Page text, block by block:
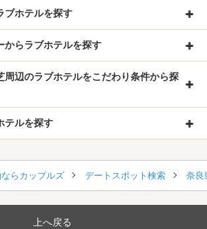
ブホテルを探す
からラブホテルを探す
周辺のラブホテルをこだわり条件から探
テルを探す
らカップルズ デートスポット検索 奈良
上へ戻る